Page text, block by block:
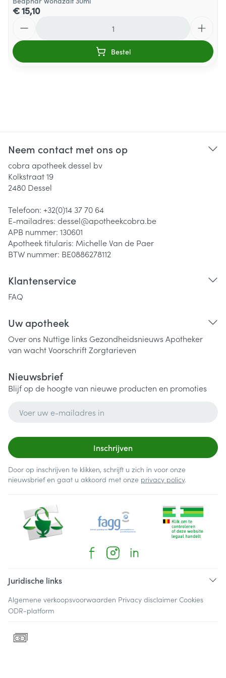
€ 15,10
Bestel
Neem contact met ons op
cobra apotheek dessel bv
Kolkstraat 19
2480 Dessel
Telefoon: +32(0)14 37 70 64
E-mailadres: dessel@apotheekcobra.be
APB nummer: 130601
Apotheek titularis: Michelle Van de Paer
BTW nummer: BE0886278112
Klantenservice
FAQ
Uw apotheek
Over ons Nuttige links Gezondheidsnieuws Apotheker
van wachtVoorschriftZorgtarieven
Nieuwsbrief
Blijf op de hoogte van nieuwe producten en promoties
Inschrijven
Door op inschrijven te klikken, schrijft u zich in voor onze
nieuwsbrief en gaat u akkoord met onze privacy policy.
Juridische links
Algemene verkoopsvoorwaarden Privacy disclaimer Cookies
ODR-platform